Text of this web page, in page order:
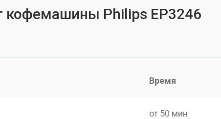
кофемашины Philips EP3246
Время
от 50 мин